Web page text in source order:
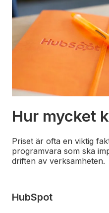
Hur mycket
Priset är ofta en viktig
programvara som ska
driften av verksamheten.
HubSpot